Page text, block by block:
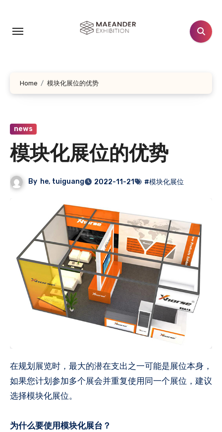
Home 模块化展位的优势
news
模块化展位的优势
By he, tuiguang 2022-11-21 #模块化展位
在规划展览时，最大的潜在支出之一可能是展位本身，
如果您计划参加多个展会并重复使用同一个展位，建议
选择模块化展位。
为什么要使用模块化展台？